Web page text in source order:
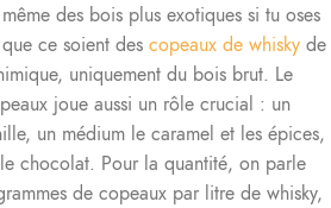
des bois plus exotiques si tu oses
que ce soient des copeaux de whisky de
uniquement du bois brut. Le
joue aussi un rôle crucial : un
un médium le caramel et les épices,
chocolat. Pour la quantité, on parle
de copeaux par litre de whisky,